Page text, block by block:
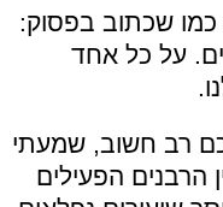
כמו שכתוב בפסוק:
על כל אחד
רב חשוב, שמעתי
הרבנים הפעילים